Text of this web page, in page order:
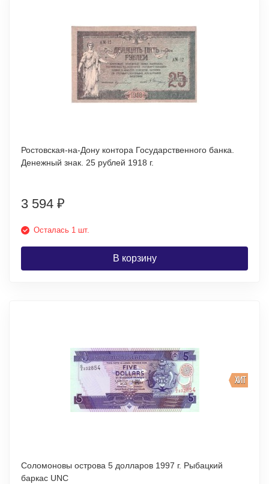
Ростовская-на-Дону контора Государственного банка.
Денежный знак. 25 рублей 1918 г.
3 594 ₽
Осталась 1 шт.
В корзину
ХИТ
Соломоновы острова 5 долларов 1997 г. Рыбацкий
баркас UNC